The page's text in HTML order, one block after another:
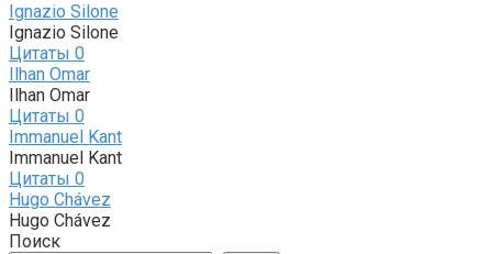
Ignazio Silone
Ignazio Silone
Цитаты 0
Ilhan Omar
Ilhan Omar
Цитаты 0
Immanuel Kant
Immanuel Kant
Цитаты 0
Hugo Chávez
Hugo Chávez
Поиск